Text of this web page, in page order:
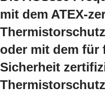
Kontakt
Karriere
mit dem ATEX-
oder mit dem für
Sicherheit